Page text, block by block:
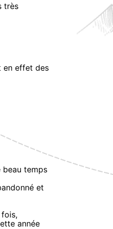
très
en effet des
beau temps
et
année